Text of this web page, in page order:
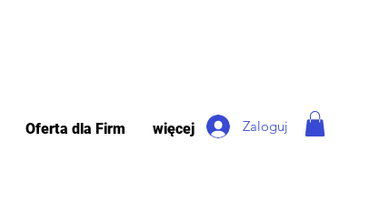
Oferta dla Firm więcej Zaloguj